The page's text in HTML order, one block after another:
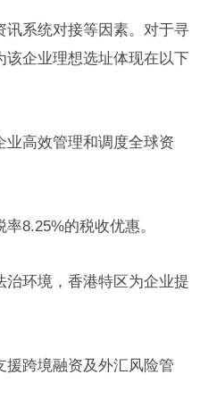
讯系统对接等因素。对于寻
该企业理想选址体现在以下
高效管理和调度全球资
8.25%的税收优惠。
治环境，香港特区为企业提
跨境融资及外汇风险管